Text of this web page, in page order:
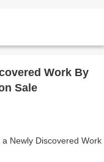
Work By
Sale